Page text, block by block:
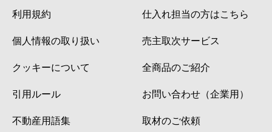
利用規約
個人情報の取り扱い
クッキーについて
引用ルール
不動産用語集
仕入れ担当の方はこちら
売主取次サービス
全商品のご紹介
お問い合わせ（企業用）
取材のご依頼